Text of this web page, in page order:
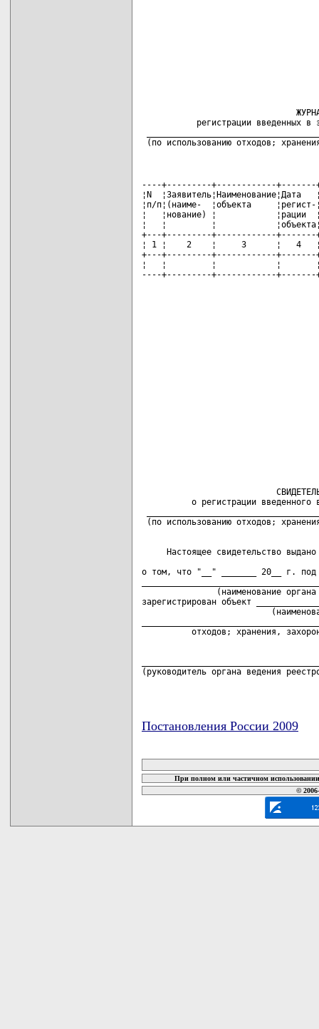
регистрации введенных в
(по использованию отходов;
----+---------+------------
¦N  ¦Заявитель¦Наименование¦Дата
¦п/п¦(наиме-  ¦объекта
¦   ¦нование) ¦
¦   ¦         ¦
+---+---------+------------
¦ 1 ¦    2    ¦     3      ¦   4
+---+---------+------------
¦   ¦         ¦            ¦
----+---------+------------
о регистрации введенного
Настоящее свидетельство
о том, что "__" _______ 20__ г. под
(наименование
зарегистрирован объект
(руководитель органа ведения
Постановления России 2009
При полном или частичном
©